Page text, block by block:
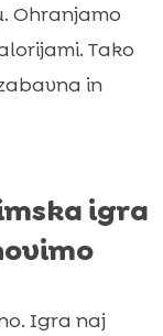
Ohranjamo
Tako
in
igra
Igra naj